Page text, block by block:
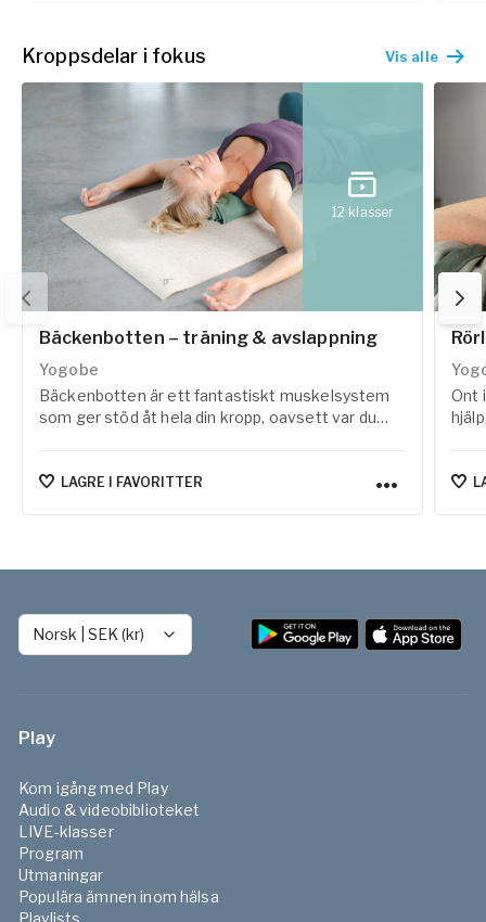
Kroppsdelar i fokus Vis alle
12 klasser
Bäckenbotten – träning & avslappning
Yogobe
Bäckenbotten är ett fantastiskt muskelsystem
som ger stöd åt hela din kropp, oavsett var du
avslappning. Här har vi samlat klasser, övningar
LAGRE I FAVORITTER
Ont
lite
Norsk SEK (kr)
Play
Kom igång med Play
Audio & videobiblioteket
LIVE-klasser
Program
Utmaningar
Populära ämnen inom hälsa
Playlists